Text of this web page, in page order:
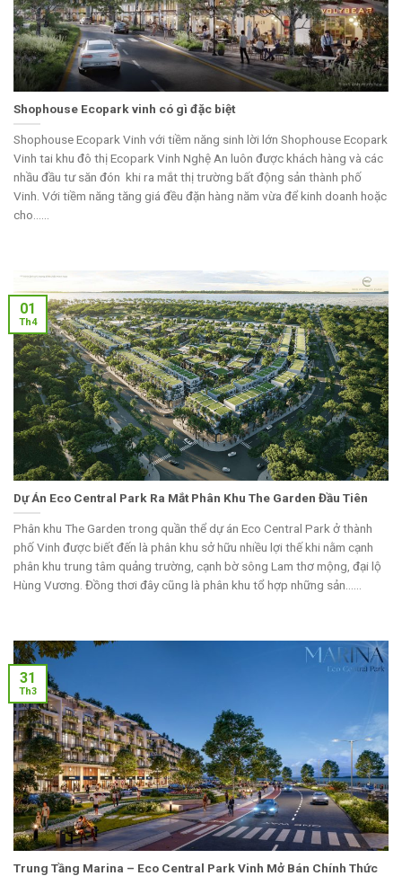
Shophouse Ecopark vinh có gì đặc biệt
Shophouse Ecopark Vinh với tiềm năng sinh lời lớn Shophouse Ecopark
Vinh tai khu đô thị Ecopark Vinh Nghệ An luôn được khách hàng và các
nhầu đầu tư săn đón khi ra mắt thị trường bất động sản thành phố
Vinh. Với tiềm năng tăng giá đều đặn hàng năm vừa để kinh doanh hoặc
cho......
Dự Án Eco Central Park Ra Mắt Phân Khu The Garden Đầu Tiên
Phân khu The Garden trong quần thể dự án Eco Central Park ở thành
phố Vinh được biết đến là phân khu sở hữu nhiều lợi thế khi nằm cạnh
phân khu trung tâm quảng trường, cạnh bờ sông Lam thơ mộng, đại lộ
Hùng Vương. Đồng thơi đây cũng là phân khu tổ hợp những sản......
01
Th4
Trung Tầng Marina – Eco Central Park Vinh Mở Bán Chính Thức
31
Th3